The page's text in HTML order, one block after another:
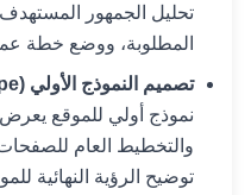
تحليل الجمهور
المطلوبة، ووضع خطة
تصميم النموذج الأولي (Prototype):
نموذج أولي للموقع
والتخطيط العام
توضيح الرؤية النهائية